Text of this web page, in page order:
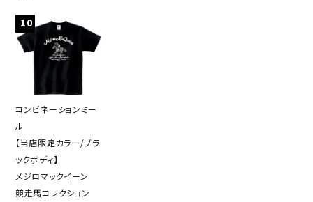
10
コンビネーションミー
ル
【当店限定カラー/ブラ
ックボディ】
メジロマックイーン
競走馬コレクション